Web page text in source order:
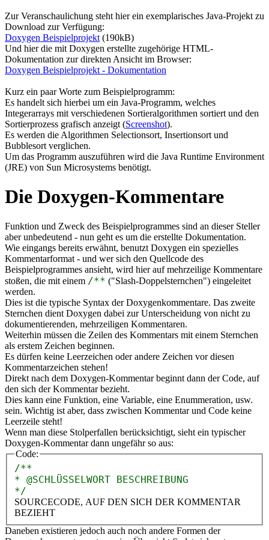
Zur Veranschaulichung steht hier ein exemplarisches Java-Projekt zu
Download zur Verfügung:
Doxygen Beispielprojekt (190kB)
Und hier die mit Doxygen erstellte zugehörige HTML-
Dokumentation zur direkten Ansicht im Browser:
Doxygen Beispielprojekt - Dokumentation
Kurz ein paar Worte zum Beispielprogramm:
Es handelt sich hierbei um ein Java-Programm, welches
Integerarrays mit verschiedenen Sortieralgorithmen sortiert und den
Sortierprozess grafisch anzeigt (Screenshot).
Es werden die Algorithmen Selectionsort, Insertionsort und
Bubblesort verglichen.
Um das Programm auszuführen wird die Java Runtime Environment
(JRE) von Sun Microsystems benötigt.
Die Doxygen-Kommentare
Funktion und Zweck des Beispielprogrammes sind an dieser Steller
aber unbedeutend - nun geht es um die erstellte Dokumentation.
Wie eingangs bereits erwähnt, benutzt Doxygen ein spezielles
Kommentarformat - und wer sich den Quellcode des
Beispielprogrammes ansieht, wird hier auf mehrzeilige Kommentare
stoßen, die mit einem /** ("Slash-Doppelsternchen") eingeleitet
werden.
Dies ist die typische Syntax der Doxygenkommentare. Das zweite
Sternchen dient Doxygen dabei zur Unterscheidung von nicht zu
dokumentierenden, mehrzeiligen Kommentaren.
Weiterhin müssen die Zeilen des Kommentars mit einem Sternchen
als erstem Zeichen beginnen.
Es dürfen keine Leerzeichen oder andere Zeichen vor diesen
Kommentarzeichen stehen!
Direkt nach dem Doxygen-Kommentar beginnt dann der Code, auf
den sich der Kommentar bezieht.
Dies kann eine Funktion, eine Variable, eine Enummeration, usw.
sein. Wichtig ist aber, dass zwischen Kommentar und Code keine
Leerzeile steht!
Wenn man diese Stolperfallen berücksichtigt, sieht ein typischer
Doxygen-Kommentar dann ungefähr so aus:
Code:
/**
* @SCHLÜSSELWORT BESCHREIBUNG
*/
SOURCECODE, AUF DEN SICH DER KOMMENTAR
BEZIEHT
Daneben existieren jedoch auch noch andere Formen der